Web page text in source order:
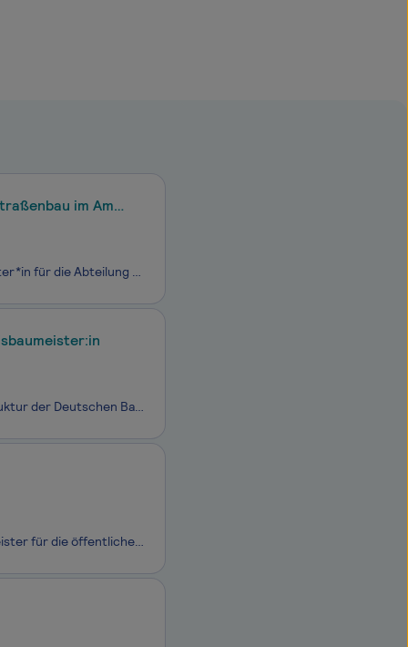
.... zum nächstmöglichen Zeitpunkt Staatlich geprüfte*r Techniker*in oder Meister*in für die Abteilung Straßenbau im Amt für Verkehrsmanagement EG 9b TVöD Das Amt für Verkehrsmanagement ist mit rund 350 Stellen eines der größten Ämter der Landeshauptstadt Düsseldorf und unter anderem
Die DB Bahnbau Gruppe GmbH ist der Komplettdienstleister für die Bahninfrastruktur der Deutschen Bahn. Wir planen und bauen alle Anlagen der Eisenbahninfrastruktur und setzen diese instand. Mit unseren Gewerken Gleisbau, technische Anlagen, konstruktiver Ingenieurbau sowie der Koordination von Großp
Die Hamelmann Unternehmensgruppe, verankert am Niederrhein, ist Baudienstleister für die öffentliche Hand und die Industrie. Das Leistungsportfolio beinhaltet die Bereiche Straßenbau, Kanalbau, Versorgungsleitungsbau, Baugebietserschließung, Baustoffrecycling und die Lieferung von Baumaterialien. Di